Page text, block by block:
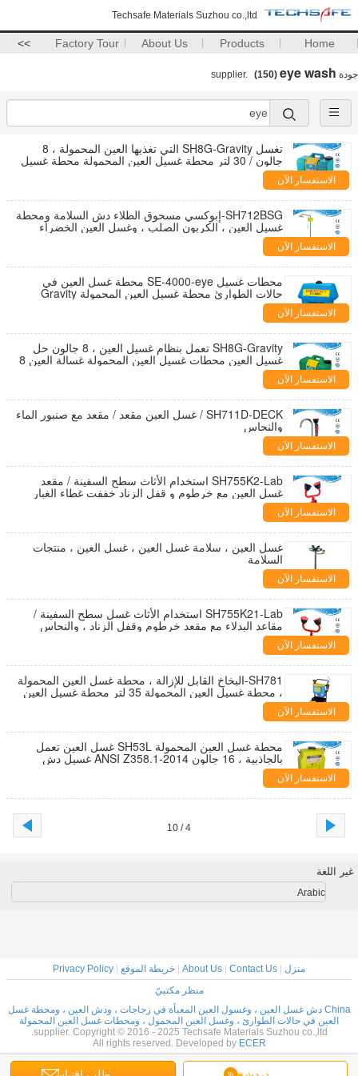
Techsafe Materials Suzhou co.,ltd
Home
Products
About Us
Factory Tour
>>
جودة eye wash
(150)
تغسل SH8G-Gravity التي تغذيها العين المحمولة ، 8
جالون / 30 لتر محطة غسيل العين المحمولة محطة غسيل
العين المحمولةالاستفسار الآن
SH712BSG-إبوكسي مسحوق الطلاء دش السلامة ومحطة
غسيل العين ، الكربون الصلب ، وغسل العين الخضراء
ودش الطوارئ في مكان العملالاستفسار الآن
محطات غسيل SE-4000-eye محطة غسل العين في
حالات الطوارئ محطة غسيل العين المحمولة Gravity
تعمل غسول العين ، 21 جالون ، المتحدثالاستفسار الآن
SH8G-Gravity تعمل بنظام غسيل العين ، 8 جالون حل
غسيل العين محطات غسيل العين المحمولة غسالة العين 8
جالون سلامة مكان العملالاستفسار الآن
SH711D-DECK / غسل العين مقعد / مقعد مع صنبور الماء
والنحاس
الاستفسار الآن
SH755K2-Lab استخدام الأثاث سطح السفينة / مقعد
غسل العين مع خرطوم و قفل الزناد خففت غطاء الغبار
المياه صنبور شنتالاستفسار الآن
غسل العين ، سلامة غسل العين ، غسل العين ، منتجات
السلامة
الاستفسار الآن
SH755K21-Lab استخدام الأثاث غسل سطح السفينة /
مقاعد البدلاء مع مقعد خرطوم وقفل الزناد ، والنحاس
الاستفسار الآن
SH781-البخاخ القابل للإزالة ، محطة غسل العين المحمولة
، محطة غسيل العين المحمولة 35 لتر محطة غسيل العين
محطة غسيل العينالاستفسار الآن
محطة غسل العين المحمولة SH53L غسل العين تعمل
بالجاذبية ، 16 جالون ANSI Z358.1-2014 غسيل دش
الطوارئالاستفسار الآن
4 / 10
غير اللغة
Arabic
منزل About Us Contact Us خريطة الموقع
Privacy Policy
منظر مكتبيّ
China دش غسل العين ، وغسول العين المعبأة في زجاجات ، ودش العين ، ومحطة غسل
العين في حالات الطوارئ ، وغسل العين المحمول ، ومحطات غسل العين المحمولة
supplier. Copyright © 2016 - 2025 Techsafe Materials Suzhou co.,ltd.
All rights reserved. Developed by ECER